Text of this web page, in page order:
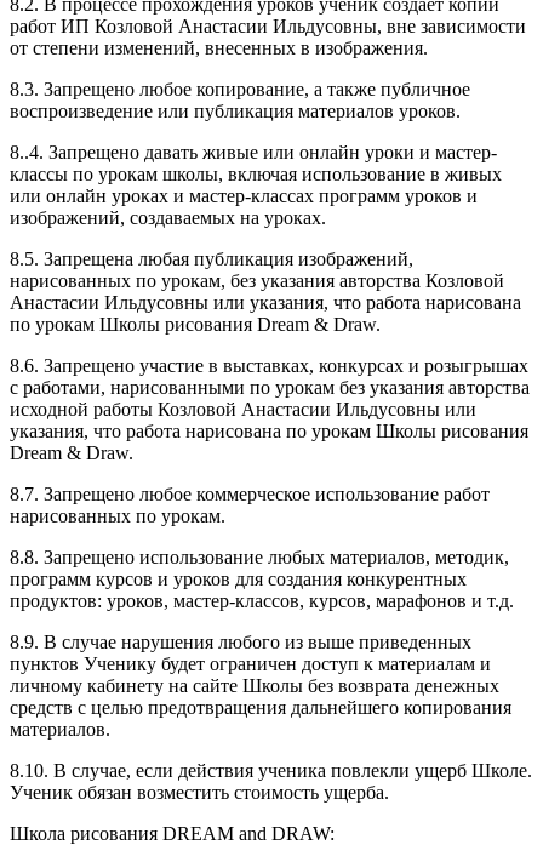
работ ИП Козловой Анастасии Ильдусовны, вне зависимости
от степени изменений, внесенных в изображения.
8.3. Запрещено любое копирование, а также публичное
воспроизведение или публикация материалов уроков.
8..4. Запрещено давать живые или онлайн уроки и мастер-
классы по урокам школы, включая использование в живых
или онлайн уроках и мастер-классах программ уроков и
изображений, создаваемых на уроках.
8.5. Запрещена любая публикация изображений,
нарисованных по урокам, без указания авторства Козловой
Анастасии Ильдусовны или указания, что работа нарисована
по урокам Школы рисования Dream & Draw.
8.6. Запрещено участие в выставках, конкурсах и розыгрышах
с работами, нарисованными по урокам без указания авторства
исходной работы Козловой Анастасии Ильдусовны или
указания, что работа нарисована по урокам Школы рисования
Dream & Draw.
8.7. Запрещено любое коммерческое использование работ
нарисованных по урокам.
8.8. Запрещено использование любых материалов, методик,
программ курсов и уроков для создания конкурентных
продуктов: уроков, мастер-классов, курсов, марафонов и т.д.
8.9. В случае нарушения любого из выше приведенных
пунктов Ученику будет ограничен доступ к материалам и
личному кабинету на сайте Школы без возврата денежных
средств с целью предотвращения дальнейшего копирования
материалов.
8.10. В случае, если действия ученика повлекли ущерб Школе.
Ученик обязан возместить стоимость ущерба.
Школа рисования DREAM and DRAW: